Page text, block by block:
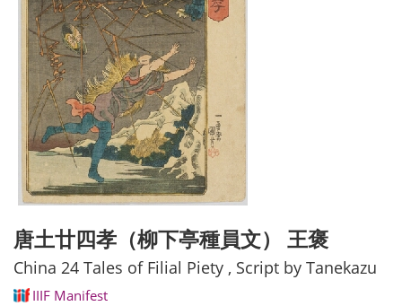
唐土廿四孝（柳下亭種員文） 王褒
China 24 Tales of Filial Piety , Script by Tanekazu
IIIF Manifest